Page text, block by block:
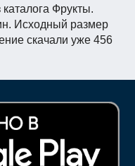
Фрукты.
Исходный размер
скачали уже 456